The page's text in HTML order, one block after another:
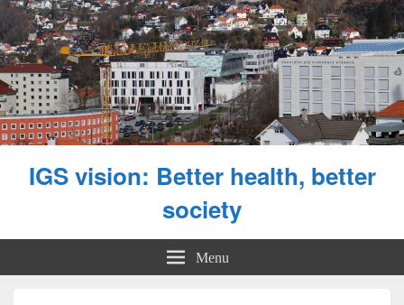
IGS vision: Better health, better
society
Menu